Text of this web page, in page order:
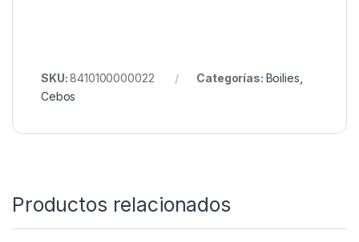
junto con su intensa liberación de atrayentes, los
convierte en un cebo imprescindible para
durabilidad y mayores posibilidades de capturar